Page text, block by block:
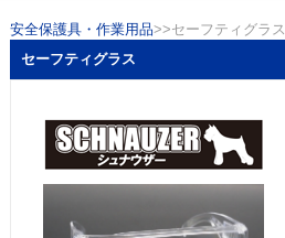
安全保護具・作業用品>>セーフティグラス
セーフティグラス